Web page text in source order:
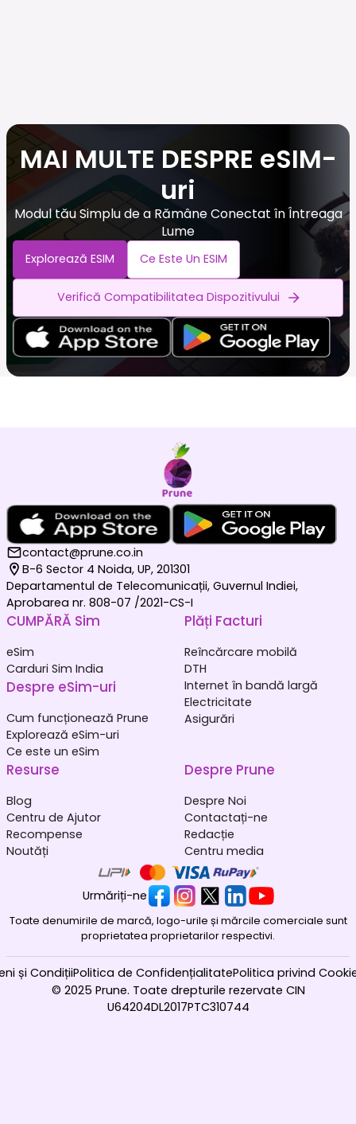
MAI MULTE DESPRE eSIM-
uri
Modul tău Simplu de a Rămâne Conectat în Întreaga
Lume
Explorează ESIM Ce Este Un ESIM
Verifică Compatibilitatea Dispozitivului
contact@prune.co.in
B-6 Sector 4 Noida, UP, 201301
Departamentul de Telecomunicații, Guvernul Indiei,
Aprobarea nr. 808-07 /2021-CS-I
CUMPĂRĂ Sim
eSim
Carduri Sim India
Despre eSim-uri
Cum funcționează Prune
Explorează eSim-uri
Ce este un eSim
Plăți Facturi
Reîncărcare mobilă
DTH
Internet în bandă largă
Electricitate
Asigurări
Resurse
Blog
Centru de Ajutor
Recompense
Noutăți
Despre Prune
Despre Noi
Contactați-ne
Redacție
Centru media
Urmăriți-ne
Toate denumirile de marcă, logo-urile și mărcile comerciale sunt
proprietatea proprietarilor respectivi.
© 2025 Prune. Toate drepturile rezervate CIN
U64204DL2017PTC310744
și CondițiiPolitica de ConfidențialitatePolitica privind